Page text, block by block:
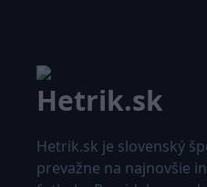
Hetrik.sk je slovenský
prevažne na najnovšie